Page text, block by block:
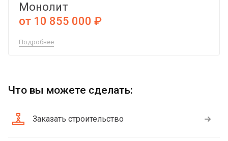
Монолит
от 10 855 000 ₽
Подробнее
Что вы можете сделать:
Заказать строительство